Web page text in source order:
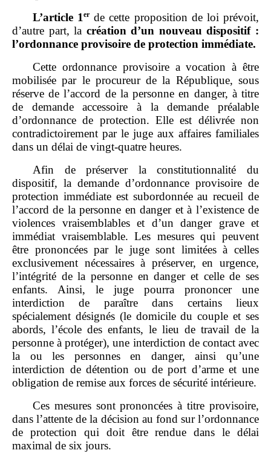
L’article 1er de cette proposition de loi prévoit,
d’autre part, la création d’un nouveau dispositif :
l’ordonnance provisoire de protection immédiate.
Cette ordonnance provisoire a vocation à être
mobilisée par le procureur de la République, sous
réserve de l’accord de la personne en danger, à titre
de demande accessoire à la demande préalable
d’ordonnance de protection. Elle est délivrée non
contradictoirement par le juge aux affaires familiales
dans un délai de vingt‑quatre heures.
Afin de préserver la constitutionnalité du
dispositif, la demande d’ordonnance provisoire de
protection immédiate est subordonnée au recueil de
l’accord de la personne en danger et à l’existence de
violences vraisemblables et d’un danger grave et
immédiat vraisemblable. Les mesures qui peuvent
être prononcées par le juge sont limitées à celles
exclusivement nécessaires à préserver, en urgence,
l’intégrité de la personne en danger et celle de ses
enfants. Ainsi, le juge pourra prononcer une
interdiction de paraître dans certains lieux
spécialement désignés (le domicile du couple et ses
abords, l’école des enfants, le lieu de travail de la
personne à protéger), une interdiction de contact avec
la ou les personnes en danger, ainsi qu’une
interdiction de détention ou de port d’arme et une
obligation de remise aux forces de sécurité intérieure.
Ces mesures sont prononcées à titre provisoire,
dans l’attente de la décision au fond sur l’ordonnance
de protection qui doit être rendue dans le délai
maximal de six jours.